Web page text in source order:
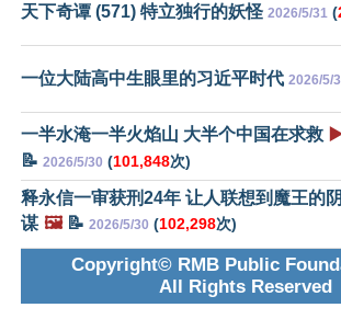
天下奇谭 (571) 特立独行的妖怪 2026/5/31 (
一位大陆高中生眼里的习近平时代 2026/5/
一半水淹一半火焰山 大半个中国在求救
📝 2026/5/30 (101,848次)
释永信一审获刑24年 让人联想到魔王的阴
谋 🖼️📝 2026/5/30 (102,298次)
Copyright© RMB Public
All Rights Reserved